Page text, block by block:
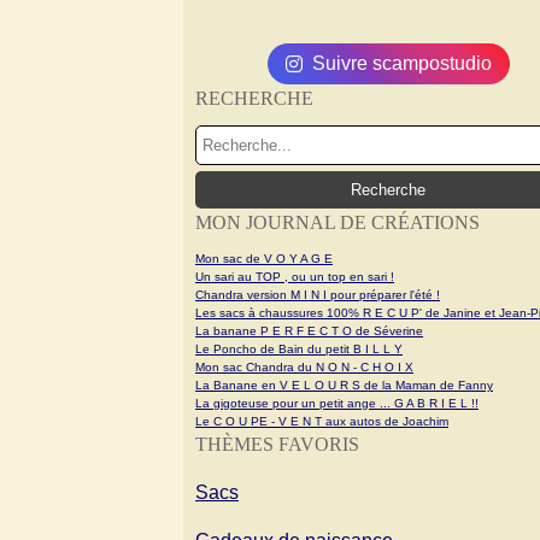
Suivre scampostudio
RECHERCHE
MON JOURNAL DE CRÉATIONS
Mon sac de V O Y A G E
Un sari au TOP , ou un top en sari !
Chandra version M I N I pour préparer l'été !
Les sacs à chaussures 100% R E C U P' de Janine et Jean-
La banane P E R F E C T O de Séverine
Le Poncho de Bain du petit B I L L Y
Mon sac Chandra du N O N - C H O I X
La Banane en V E L O U R S de la Maman de Fanny
La gigoteuse pour un petit ange ... G A B R I E L !!
Le C O U PE - V E N T aux autos de Joachim
THÈMES FAVORIS
Sacs